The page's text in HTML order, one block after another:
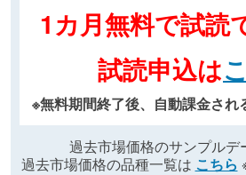
1カ月無料で試読
試読申込は
※無料期間終了後、自動課金され
過去市場価格のサンプルデ
過去市場価格の品種一覧は こちら